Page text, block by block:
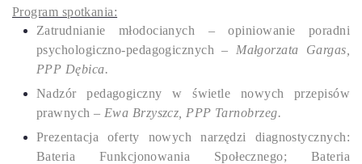
Program spotkania:
Zatrudnianie młodocianych – opiniowanie poradni
psychologiczno-pedagogicznych – Małgorzata Gargas,
PPP Dębica.
Nadzór pedagogiczny w świetle nowych przepisów
prawnych – Ewa Brzyszcz, PPP Tarnobrzeg.
Prezentacja oferty nowych narzędzi diagnostycznych:
Bateria Funkcjonowania Społecznego; Bateria